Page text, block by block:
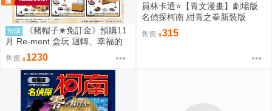
預購
《豬帽子✬免訂金》預購11
月 Re-ment 盒玩 迴轉、幸福的
一盤 藏壽司 中盒6入 0816
售價 1230
員林卡通⭐️【青文漫畫】劇場版
名偵探柯南 紺青之拳新裝版
（全）作者：青山剛昌(附尼采書
套)
售價 315